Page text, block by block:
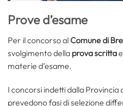
Prove d’esame
Per il concorso al Comune di
svolgimento della prova scritta
materie d’esame.
I concorsi indetti dalla Provincia
prevedono fasi di selezione